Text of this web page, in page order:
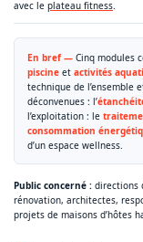
avec le plateau fitness
En bref — Cinq modules
piscine et activités
technique de l’ensemble
déconvenues : l’
l’exploitation : le
consommation
d’un espace wellness.
Public concerné : directions
rénovation, architectes,
projets de maisons d’hôtes